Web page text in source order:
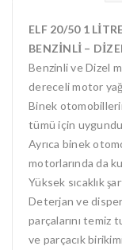
n
e
a
l
ş
a
i
i
t
k
a
ı
a
l
ş
a
i
i
t
k
a
ı
(
e
ELF 20/50 1
BENZİNLİ –
Benzinli ve Dizel
dereceli motor
Binek
tümü için
Ayrıca binek
motorlarında da
Yüksek sıcaklık
Deterjan ve
parçalarını temiz
ve parçacık